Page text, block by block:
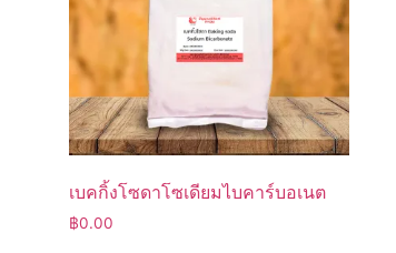
เบคกิ้งโซดาโซเดียมไบคาร์บอเนต
฿0.00